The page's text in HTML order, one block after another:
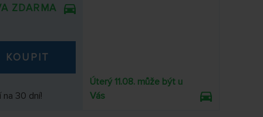
ZDARMA
KOUPIT
na 30 dní!
Úterý 11.08. může být u
Vás